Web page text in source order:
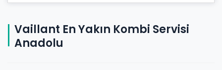
Vaillant En Yakın Kombi Servisi
Anadolu